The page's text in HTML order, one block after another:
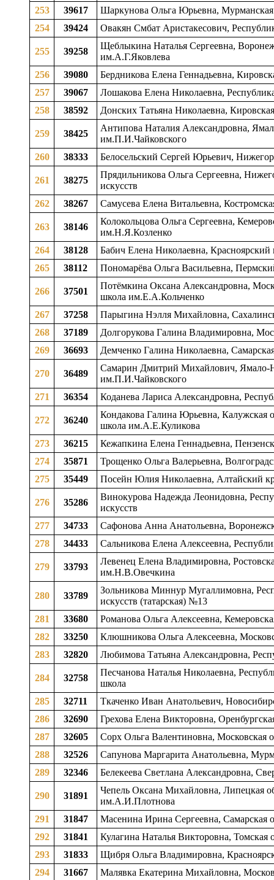
253
39617
Шаркунова Ольга Юрьевна, Мурманская
254
39424 Овакян Смбат Аристакесович,
255 39258
Щеблыкина Наталья Сергеевна,
им.А.Г.Яковлева
256
39080
Бердникова Елена Геннадьевна,
257
39067
Лошакова Елена Николаевна,
258
38592 Донских Татьяна Николаевна,
259 38425
Антипова Наталия Александровна,
им.П.И.Чайковского
260
38333 Белосельский Сергей Юрьевич,
261 38275
Прядильникова Ольга Сергеевна,
искусств
262
38267 Самусева Елена Витальевна,
263 38146
Колокольцова Ольга Сергеевна,
им.Н.Я.Козленко
264
38128
Бабич Елена Николаевна,
265
38112 Пономарёва Ольга Васильевна,
266 37501
Потёмкина Оксана Александровна,
школа им.Е.А.Кольченко
267
37258
Парыгина Нэлля Михайловна,
268
37189
Долгорукова Галина Владимировна,
269
36693 Демченко Галина Николаевна,
270 36489
Самарин Дмитрий Михайлович, Ямало-
им.П.И.Чайковского
271
36354 Коданева Лариса Александровна,
272 36240
Кондакова Галина Юрьевна, Калужская
школа им.А.Е.Куликова
273
36215
Кежапкина Елена Геннадьевна,
274
35871
Трощенко Ольга Валерьевна,
275
35449 Посейн Юлия Николаевна, Алтайский
276 35286
Винокурова Надежда Леонидовна,
искусств
277
34733
Сафонова Анна Анатольевна,
278
34433 Сальникова Елена Алексеевна,
279 33793
Левенец Елена Владимировна,
им.Н.В.Овечкина
280 33789
Зольникова Миннур Мугаллимовна,
искусств (татарская) №13
281
33680
Романова Ольга Алексеевна,
282
33250
Клюшникова Ольга Алексеевна,
283
32820 Любимова Татьяна Александровна,
284 32758
Песчанова Наталья Николаевна,
школа
285
32711
Ткаченко Иван Анатольевич,
286
32690
Грехова Елена Викторовна,
287
32605
Сорх Ольга Валентиновна, Московская
288
32526
Сапунова Маргарита Анатольевна,
289
32346 Белекеева Светлана Александровна,
290 31891
Чепель Оксана Михайловна, Липецкая
им.А.И.Плотнова
291
31847
Масенина Ирина Сергеевна, Самарская
292
31841
Кулагина Наталья Викторовна, Томская
293
31833
Щибря Ольга Владимировна,
294
31667 Малявка Екатерина Михайловна,